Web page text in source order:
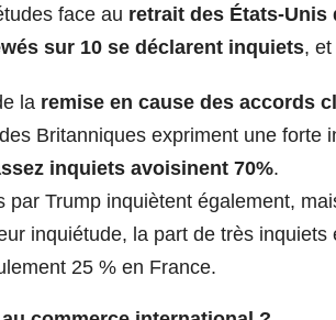
face au retrait des États-Unis
sur 10 se déclarent inquiets,
la remise en cause des accords
Britanniques expriment une forte
inquiets avoisinent 70%.
Trump inquiètent également,
inquiétude, la part de très
25 % en France.